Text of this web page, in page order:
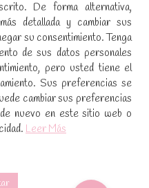
novedades, suscríbete a
De forma alternativa,
detallada y cambiar sus
su consentimiento. Tenga
de sus datos personales
pero usted tiene el
Sus preferencias se
cambiar sus preferencias
nuevo en este sitio web o
Leer Más